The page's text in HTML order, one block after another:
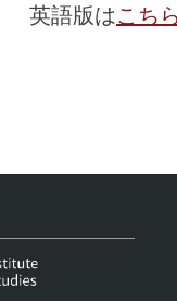
英語版はこちら